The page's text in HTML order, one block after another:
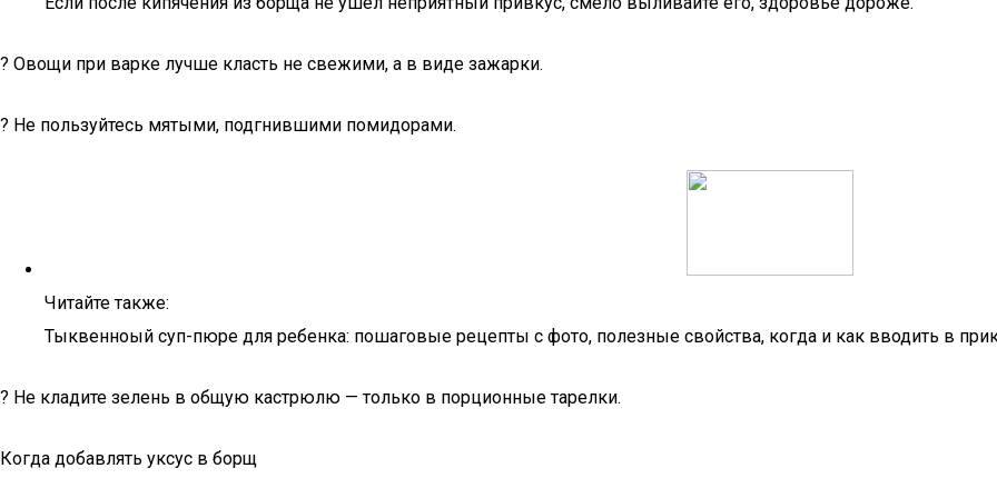
? Овощи при варке лучше класть не свежими, а в виде зажарки.
? Не пользуйтесь мятыми, подгнившими помидорами.
Читайте также:
Тыквенноый суп-пюре для ребенка: пошаговые рецепты с фото, полезные свойства, когда и как вводить в
? Не кладите зелень в общую кастрюлю — только в порционные тарелки.
Когда добавлять уксус в борщ